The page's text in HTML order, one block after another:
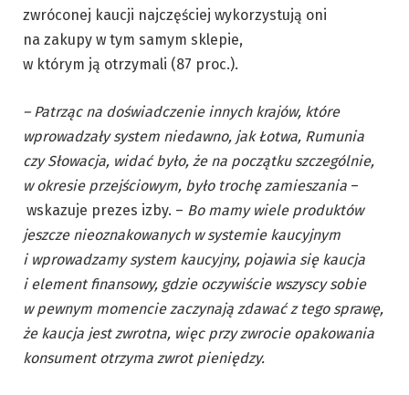
zwróconej kaucji najczęściej wykorzystują oni
na zakupy w tym samym sklepie,
w którym ją otrzymali (87 proc.).
– Patrząc na doświadczenie innych krajów, które
wprowadzały system niedawno, jak Łotwa, Rumunia
czy Słowacja, widać było, że na początku szczególnie,
w okresie przejściowym, było trochę zamieszania –
wskazuje prezes izby. – Bo mamy wiele produktów
jeszcze nieoznakowanych w systemie kaucyjnym
i wprowadzamy system kaucyjny, pojawia się kaucja
i element finansowy, gdzie oczywiście wszyscy sobie
w pewnym momencie zaczynają zdawać z tego sprawę,
że kaucja jest zwrotna, więc przy zwrocie opakowania
konsument otrzyma zwrot pieniędzy.